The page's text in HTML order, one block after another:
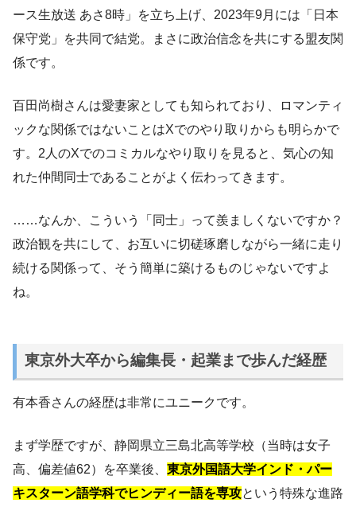
ース生放送 あさ8時」を立ち上げ、2023年9月には「日本
保守党」を共同で結党。まさに政治信念を共にする盟友関
係です。
百田尚樹さんは愛妻家としても知られており、ロマンティ
ックな関係ではないことはXでのやり取りからも明らかで
す。2人のXでのコミカルなやり取りを見ると、気心の知
れた仲間同士であることがよく伝わってきます。
……なんか、こういう「同士」って羨ましくないですか？
政治観を共にして、お互いに切磋琢磨しながら一緒に走り
続ける関係って、そう簡単に築けるものじゃないですよ
ね。
東京外大卒から編集長・起業まで歩んだ経歴
有本香さんの経歴は非常にユニークです。
まず学歴ですが、静岡県立三島北高等学校（当時は女子
高、偏差値62）を卒業後、 東京外国語大学インド・パー
キスターン語学科でヒンディー語を専攻という特殊な進路